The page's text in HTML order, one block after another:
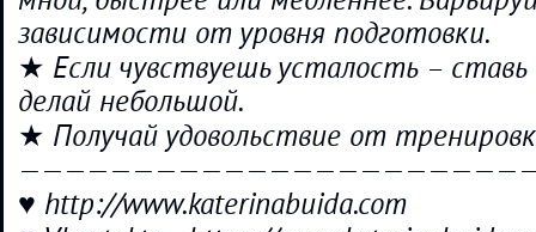
зависимости от уровня подготовки.
★ Если чувствуешь усталость – ставь
делай небольшой.
★ Получай удовольствие от
♥ http://www.katerinabuida.com